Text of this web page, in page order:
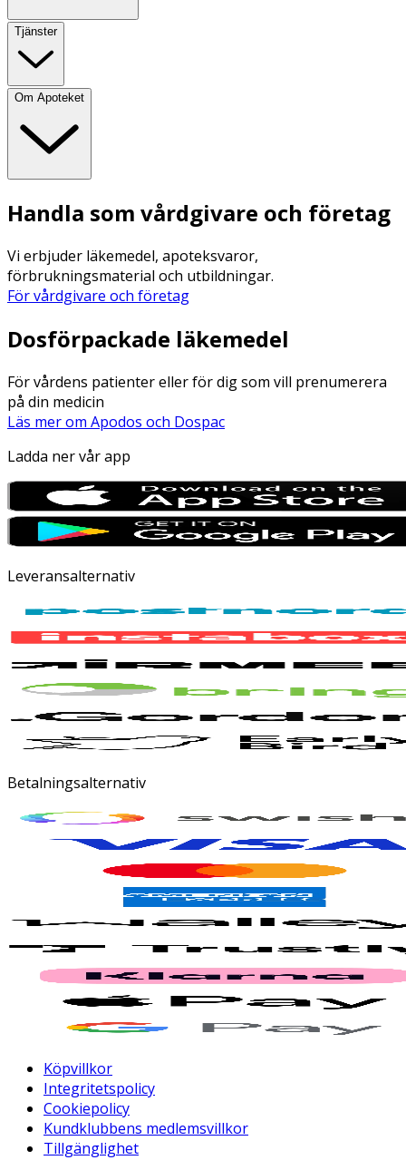
Tjänster
Om Apoteket
Handla som vårdgivare och företag
Vi erbjuder läkemedel, apoteksvaror,
förbrukningsmaterial och utbildningar.
För vårdgivare och företag
Dosförpackade läkemedel
För vårdens patienter eller för dig som vill prenumerera
på din medicin
Läs mer om Apodos och Dospac
Ladda ner vår app
Leveransalternativ
Betalningsalternativ
Köpvillkor
Integritetspolicy
Cookiepolicy
Kundklubbens medlemsvillkor
Tillgänglighet